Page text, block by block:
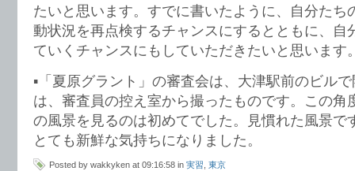
たいと思います。すでに書いたように、自分たち
動状況を再点検するチャンスにするとともに、自
ていくチャンスにもしていただきたいと思います
▪︎「夏原グラント」の審査会は、大津駅前のビル
は、審査員の控え室から撮ったものです。この角
の風景を見るのは初めてでした。見慣れた風景で
とても新鮮な気持ちになりました。
Posted by wakkyken at 09:16:58 in 実習 東京